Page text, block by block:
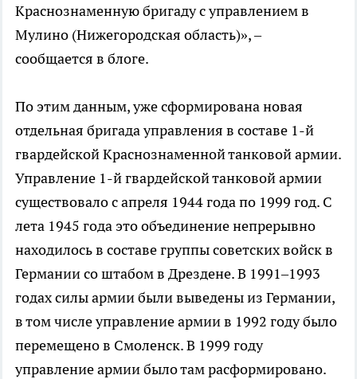
Краснознаменную бригаду с управлением в
Мулино (Нижегородская область)», –
сообщается в блоге.
По этим данным, уже сформирована новая
отдельная бригада управления в составе 1-й
гвардейской Краснознаменной танковой армии.
Управление 1-й гвардейской танковой армии
существовало с апреля 1944 года по 1999 год. С
лета 1945 года это объединение непрерывно
находилось в составе группы советских войск в
Германии со штабом в Дрездене. В 1991–1993
годах силы армии были выведены из Германии,
в том числе управление армии в 1992 году было
перемещено в Смоленск. В 1999 году
управление армии было там расформировано.